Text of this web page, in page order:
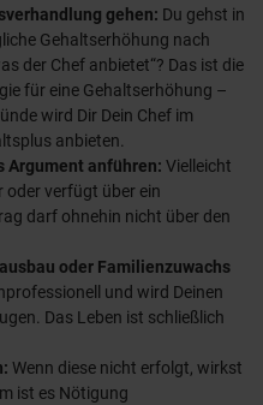
gehen: Du gehst in
Gehaltserhöhung nach
der Chef anbietet“? Das ist die
für eine Gehaltserhöhung –
wird Dir Dein Chef im
anbieten.
Argument anführen: Vielleicht
oder verfügt über ein
darf ohnehin nicht über den
oder Familienzuwachs
und wird Deinen
Das Leben ist schließlich
Wenn diese nicht erfolgt, wirkst
ist es Nötigung